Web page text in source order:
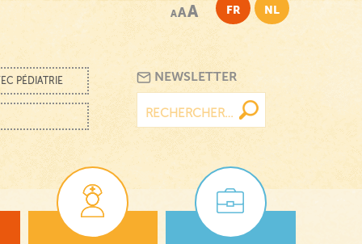
AAA FR NL
PÉDIATRIE
NEWSLETTER